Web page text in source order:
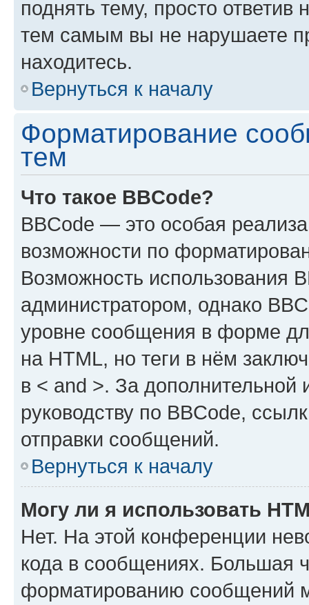
поднять тему, просто ответив
тем самым вы не нарушаете
находитесь.
Вернуться к началу
Форматирование
тем
Что такое BBCode?
BBCode — это особая
возможности по
Возможность использования
администратором, однако
уровне сообщения в форме
на HTML, но теги в нём
в < and >. За
руководству по BBCode,
отправки сообщений.
Вернуться к началу
Могу ли я использовать
Нет. На этой конференции
кода в сообщениях. Большая
форматированию сообщений